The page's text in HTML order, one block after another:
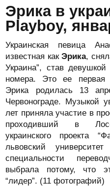
Эрика в
Playboy,
Украинская певица
известная какЭрика,
Украина”, став
номера. Это ее первая
Эрика родилась 13
Червонограде. Музыкой
лет приняла участие в
проходивший в Лос-
украинского проекта
львовский
специальности
выбрала потому, что
“лидер”. (11 фотографий)